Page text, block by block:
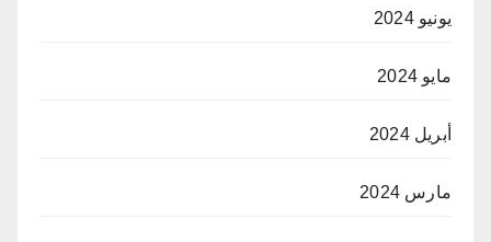
يونيو 2024
مايو 2024
أبريل 2024
مارس 2024